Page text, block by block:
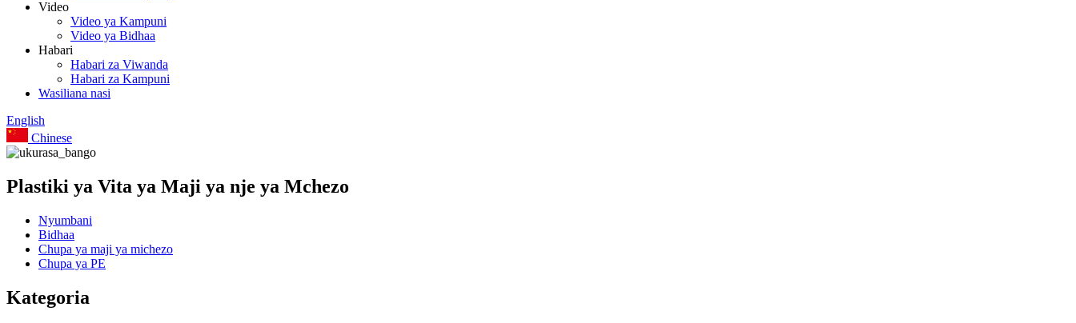
Video
Video ya Kampuni
Video ya Bidhaa
Habari
Habari za Viwanda
Habari za Kampuni
Wasiliana nasi
English
Chinese
Plastiki ya Vita ya Maji ya nje ya Mchezo
Nyumbani
Bidhaa
Chupa ya maji ya michezo
Chupa ya PE
Kategoria